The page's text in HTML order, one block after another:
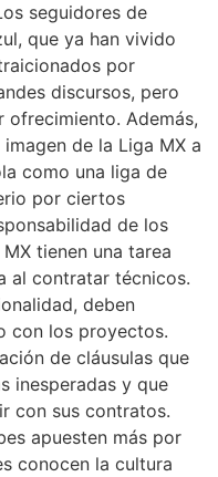
seguidores de
que ya han vivido
por
discursos, pero
ofrecimiento. Además,
de la Liga MX a
como una liga de
por ciertos
de los
tienen una tarea
al contratar técnicos.
deben
con los proyectos.
de cláusulas que
inesperadas y que
con sus contratos.
apuesten más por
conocen la cultura